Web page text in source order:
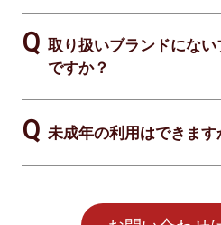
取り扱いブランドにな
ですか？
未成年の利用はできます